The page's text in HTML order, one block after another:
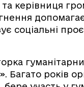
керівниця
соціальні
Багато років